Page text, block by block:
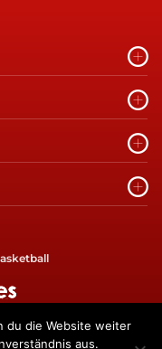
du die Website weiter
aus.